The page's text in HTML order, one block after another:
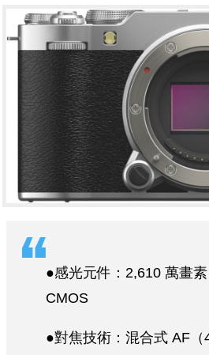
●感光元件：2,610 萬畫
CMOS
●對焦技術：混合式 AF（